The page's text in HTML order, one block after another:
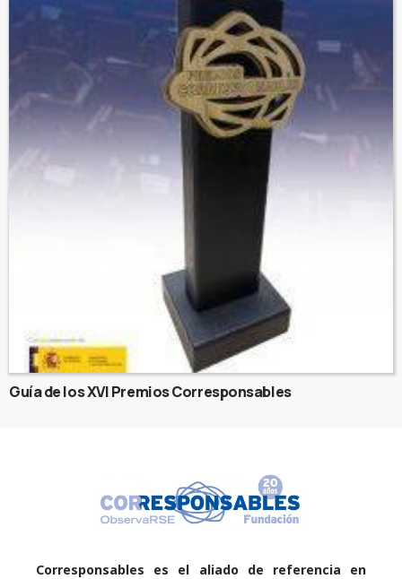
Guía de los XVI Premios Corresponsables
Corresponsables es el aliado de referencia en